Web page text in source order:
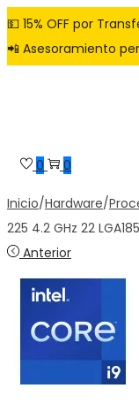
💵 15% OFF por
📲 Asesoramiento
navegación
0
0
Inicio/Hardware/
225 4.2 GHz 22
Anterior